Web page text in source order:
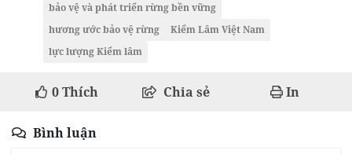
bảo vệ và phát triển rừng bền vững
hương ước bảo vệ rừng
Kiểm Lâm Việt Nam
lực lượng Kiểm lâm
0Thích Chia sẻ In
Bình luận